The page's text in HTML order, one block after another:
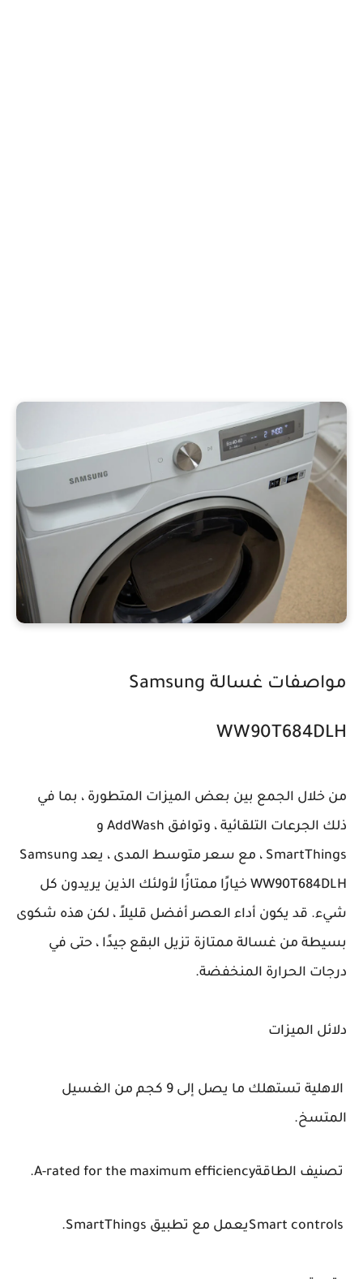
مواصفات غسالة Samsung
WW90T684DLH
من خلال الجمع بين بعض الميزات المتطورة ، بما في
ذلك الجرعات التلقائية ، وتوافق AddWash و
SmartThings ، مع سعر متوسط المدى ، يعد Samsung
WW90T684DLH خيارًا ممتازًا لأولئك الذين يريدون كل
شيء. قد يكون أداء العصر أفضل قليلاً ، لكن هذه شكوى
بسيطة من غسالة ممتازة تزيل البقع جيدًا ، حتى في
درجات الحرارة المنخفضة.
دلائل الميزات
الاهلية تستهلك ما يصل إلى 9 كجم من الغسيل
المتسخ.
تصنيف الطاقةA-rated for the maximum efficiency.